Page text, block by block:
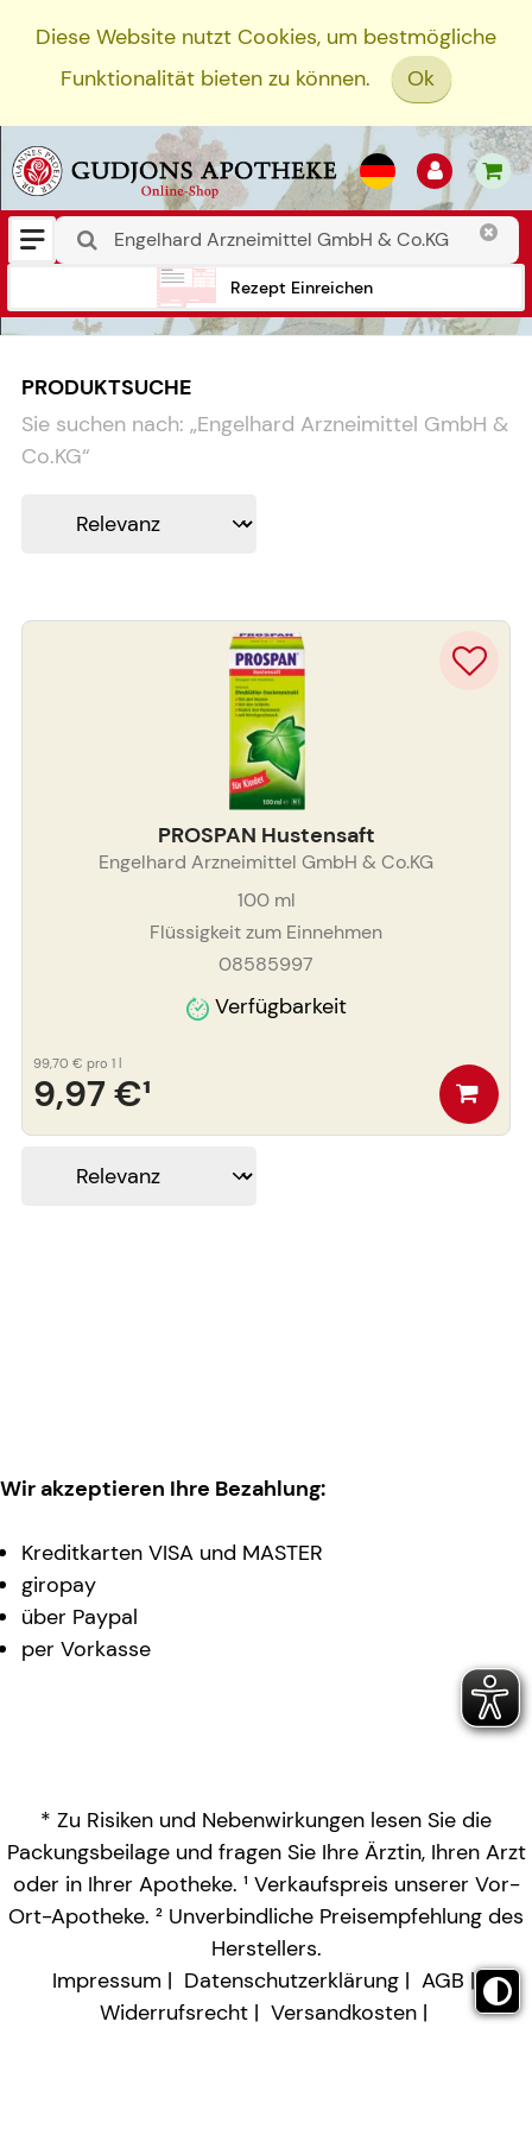
Diese Website nutzt Cookies, um bestmögliche
Funktionalität bieten zu können.
Ok
Rezept Einreichen
PRODUKTSUCHE
Sie suchen nach: „Engelhard Arzneimittel GmbH &
Co.KG“
PROSPAN Hustensaft
Engelhard Arzneimittel GmbH & Co.KG
100ml
Flüssigkeit zum Einnehmen
08585997
Verfügbarkeit
9,97 €¹
99,70 € pro 1 l
Wir akzeptieren Ihre Bezahlung:
Kreditkarten VISA und MASTER
giropay
über Paypal
per Vorkasse
* Zu Risiken und Nebenwirkungen lesen Sie die
Packungsbeilage und fragen Sie Ihre Ärztin, Ihren Arzt
oder in Ihrer Apotheke. ¹ Verkaufspreis unserer Vor-
Ort-Apotheke. ² Unverbindliche Preisempfehlung des
Herstellers.
Impressum
Datenschutzerklärung
AGB
Widerrufsrecht
Versandkosten